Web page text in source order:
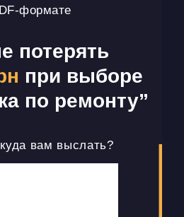
формате
потерять
при выборе
по ремонту”
вам выслать?